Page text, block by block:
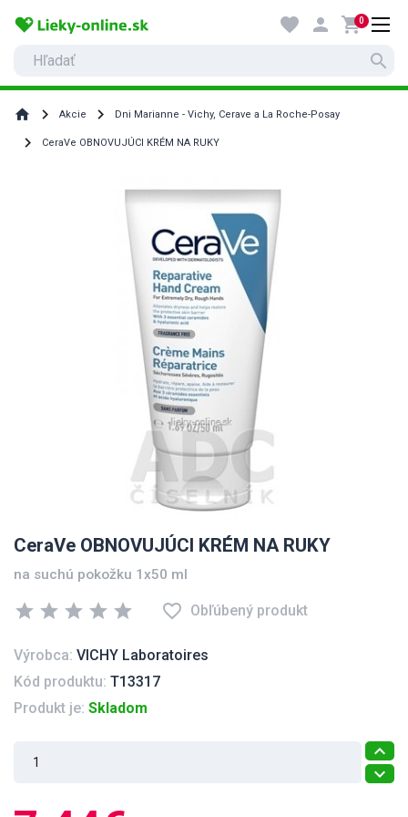
search
favorite person shopping_cart0
home Akcie Dni Marianne - Vichy, Cerave a La Roche-Posay
CeraVe OBNOVUJÚCI KRÉM NA RUKY
CeraVe OBNOVUJÚCI KRÉM NA RUKY
na suchú pokožku 1x50 ml
star star star star star favorite_border Obľúbený produkt
Výrobca: VICHY Laboratoires
Kód produktu: T13317
Produkt je: Skladom